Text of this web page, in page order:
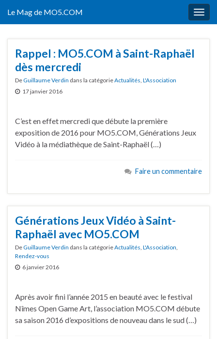
Le Mag de MO5.COM
Rappel : MO5.COM à Saint-Raphaël
dès mercredi
DeGuillaume Verdin dans la catégorieActualités, L'Association
17 janvier 2016
C’est en effet mercredi que débute la première
exposition de 2016 pour MO5.COM, Générations Jeux
Vidéo à la médiathèque de Saint-Raphaël (…)
Faire un commentaire
Générations Jeux Vidéo à Saint-
Raphaël avec MO5.COM
DeGuillaume Verdin dans la catégorieActualités L'Association
Rendez-vous
6 janvier 2016
Après avoir fini l’année 2015 en beauté avec le festival
Nîmes Open Game Art, l’association MO5.COM débute
sa saison 2016 d’expositions de nouveau dans le sud (…)